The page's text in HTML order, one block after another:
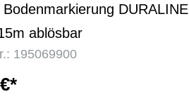
Bodenmarkierung DURALINE
ablösbar
195069900